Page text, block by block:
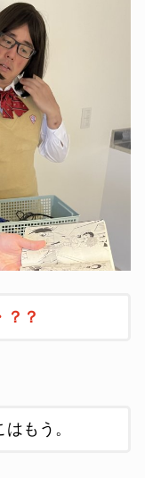
？？
もう。